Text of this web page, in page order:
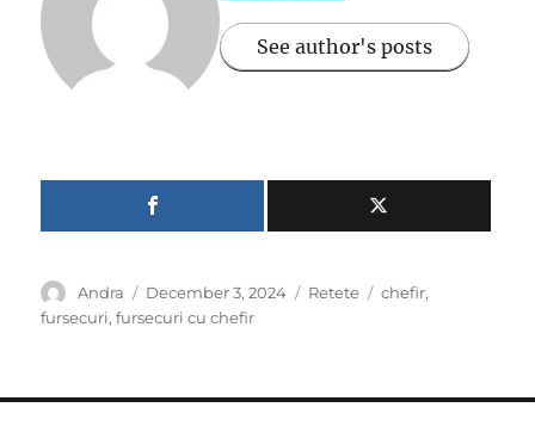
See author's posts
Author
Andra
Posted
on
December 3, 2024 Categories
Retete Tags
chefir,
fursecuri,fursecuri cu chefir